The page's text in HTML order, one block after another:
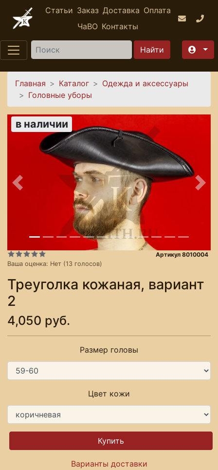
Перейти к основному содержанию
Статьи Заказ Доставка Оплата
ЧаВО Контакты
Найти
Вы здесь
Главная Каталог
Одежда и аксессуары
Головные уборы
в наличии
Предыдущее
Ваша оценка: Нет (13 голосов)
Артикул 8010004
Треуголка кожаная, вариант
2
4,050 руб.
Размер головы
Цвет кожи
Варианты доставки